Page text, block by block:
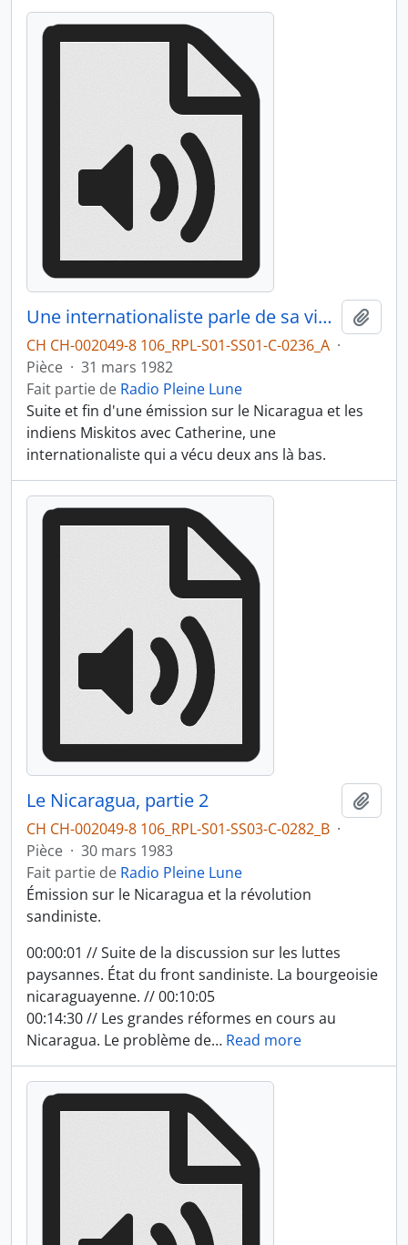
Une internationaliste parle de sa vie chez les Miskitos du Nicaragua, partie 3
CH CH-002049-8 106_RPL-S01-SS01-C-0236_A ·
Pièce · 31 mars 1982
Fait partie de Radio Pleine Lune
Suite et fin d'une émission sur le Nicaragua et les
indiens Miskitos avec Catherine, une
internationaliste qui a vécu deux ans là bas.
Le Nicaragua, partie 2
CH CH-002049-8 106_RPL-S01-SS03-C-0282_B ·
Pièce · 30 mars 1983
Fait partie de Radio Pleine Lune
Émission sur le Nicaragua et la révolution
sandiniste.
00:00:01 // Suite de la discussion sur les luttes
paysannes. État du front sandiniste. La bourgeoisie
nicaraguayenne. // 00:10:05
00:14:30 // Les grandes réformes en cours au
Nicaragua. Le problème de… Read more